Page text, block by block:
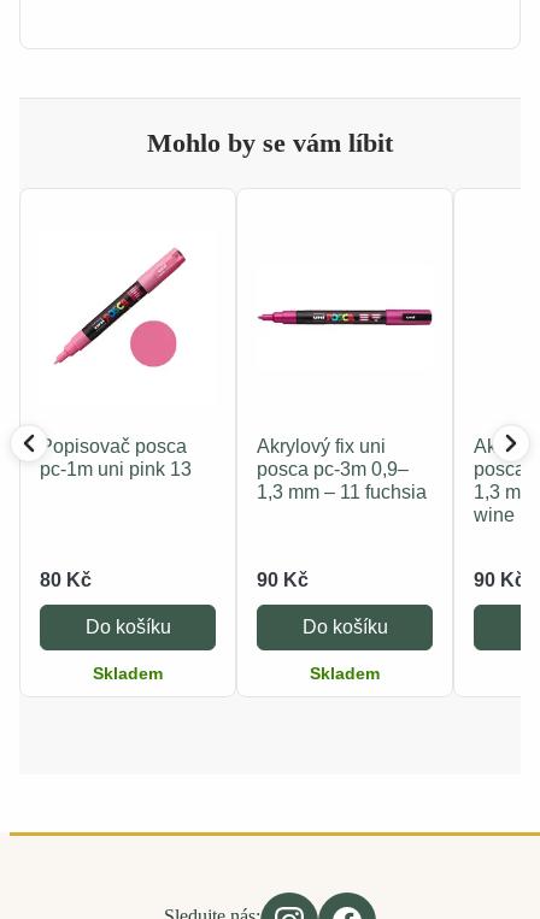
Mohlo by se vám líbit
Popisovač posca
pc-1m uni pink 13
80 Kč
Do košíku
Skladem
Akrylový fix uni
posca pc-3m 0,9–
1,3 mm – 11 fuchsia
90 Kč
Do košíku
Skladem
posca
1,3
wine
90 Kč